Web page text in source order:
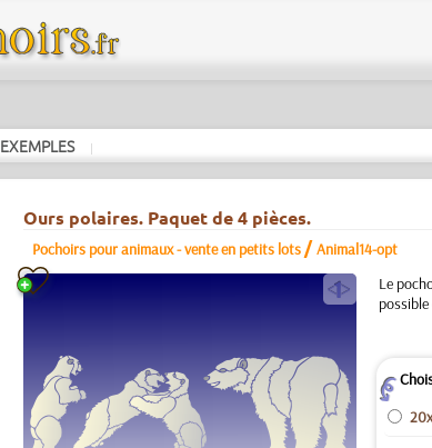
EXEMPLES |
Ours polaires. Paquet de 4 pièces.
Pochoirs pour animaux - vente en petits lots /Animal14-opt
a
Le
Z